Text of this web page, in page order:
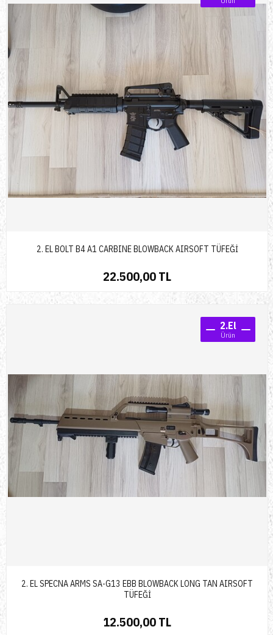
2. EL BOLT B4 A1 CARBINE BLOWBACK AIRSOFT TÜFEĞİ
22.500,00 TL
2.El
Ürün
2. EL SPECNA ARMS SA-G13 EBB BLOWBACK LONG TAN AIRSOFT
TÜFEĞİ
12.500,00 TL